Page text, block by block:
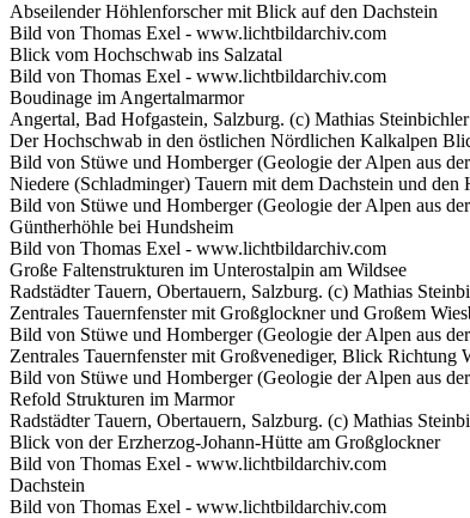
Abseilender Höhlenforscher mit Blick auf den Dachstein
Bild von Thomas Exel - www.lichtbildarchiv.com
Blick vom Hochschwab ins Salzatal
Bild von Thomas Exel - www.lichtbildarchiv.com
Boudinage im Angertalmarmor
Angertal, Bad Hofgastein, Salzburg. (c) Mathias Steinbichler
Der Hochschwab in den östlichen Nördlichen Kalkalpen
Bild von Stüwe und Homberger (Geologie der Alpen aus
Niedere (Schladminger) Tauern mit dem Dachstein und
Bild von Stüwe und Homberger (Geologie der Alpen aus
Güntherhöhle bei Hundsheim
Bild von Thomas Exel - www.lichtbildarchiv.com
Große Faltenstrukturen im Unterostalpin am Wildsee
Radstädter Tauern, Obertauern, Salzburg. (c) Mathias
Zentrales Tauernfenster mit Großglockner und Großem
Bild von Stüwe und Homberger (Geologie der Alpen aus
Zentrales Tauernfenster mit Großvenediger, Blick Richtung
Bild von Stüwe und Homberger (Geologie der Alpen aus
Refold Strukturen im Marmor
Radstädter Tauern, Obertauern, Salzburg. (c) Mathias
Blick von der Erzherzog-Johann-Hütte am Großglockner
Bild von Thomas Exel - www.lichtbildarchiv.com
Dachstein
Bild von Thomas Exel - www.lichtbildarchiv.com